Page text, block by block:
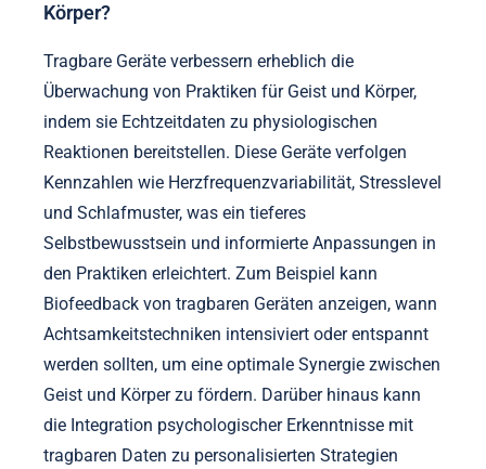
Körper?
Tragbare Geräte verbessern erheblich die
Überwachung von Praktiken für Geist und Körper,
indem sie Echtzeitdaten zu physiologischen
Reaktionen bereitstellen. Diese Geräte verfolgen
Kennzahlen wie Herzfrequenzvariabilität, Stresslevel
und Schlafmuster, was ein tieferes
Selbstbewusstsein und informierte Anpassungen in
den Praktiken erleichtert. Zum Beispiel kann
Biofeedback von tragbaren Geräten anzeigen, wann
Achtsamkeitstechniken intensiviert oder entspannt
werden sollten, um eine optimale Synergie zwischen
Geist und Körper zu fördern. Darüber hinaus kann
die Integration psychologischer Erkenntnisse mit
tragbaren Daten zu personalisierten Strategien